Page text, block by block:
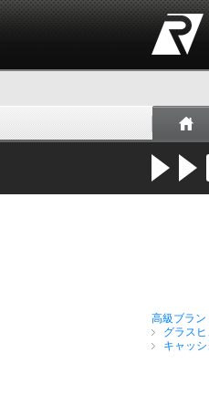
高級ブラ
グラス
キャッ